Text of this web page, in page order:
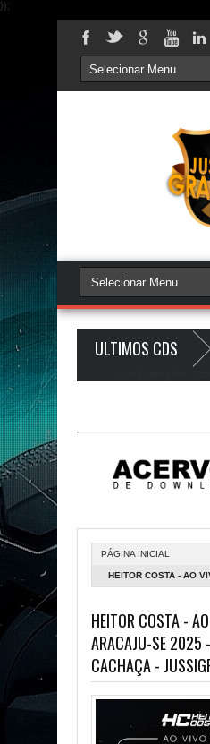
});
ULTIMOS CDS
DOS PAREDÕES - AGOSTO 2026 - O
- LANÇAMENTO -
PÁGINA INICIAL
HEITOR COSTA - AO
HEITOR COSTA -
ARACAJU-SE 2025
CACHAÇA -